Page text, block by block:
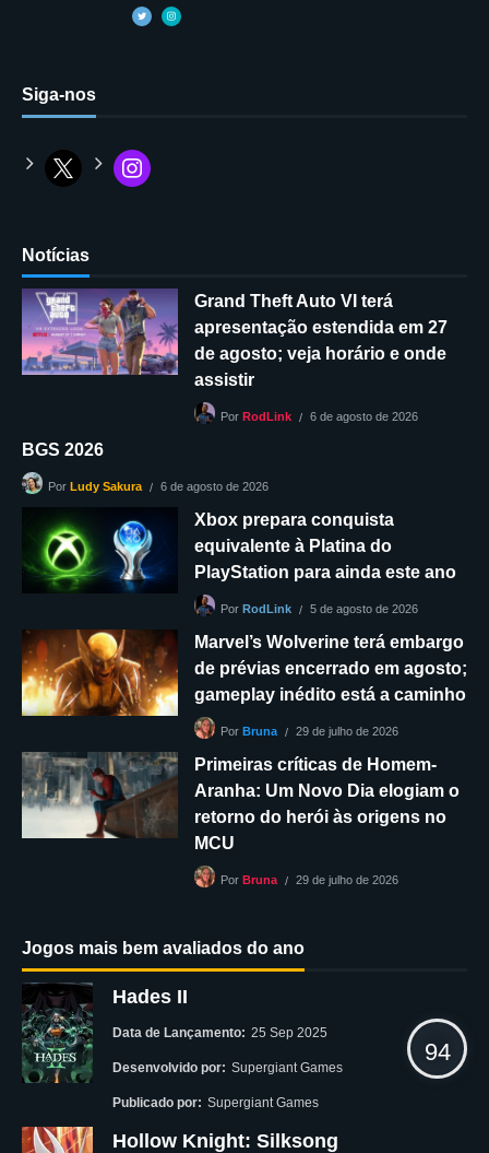
Siga-nos
Notícias
Grand Theft Auto VI terá
apresentação estendida em 27
de agosto; veja horário e onde
assistir
Por RodLink 6 de agosto de 2026
BGS 2026
Por Ludy Sakura 6 de agosto de 2026
Xbox prepara conquista
equivalente à Platina do
PlayStation para ainda este ano
Por RodLink 5 de agosto de 2026
Marvel’s Wolverine terá embargo
de prévias encerrado em agosto;
gameplay inédito está a caminho
Por Bruna 29 de julho de 2026
Primeiras críticas de Homem-
Aranha: Um Novo Dia elogiam o
retorno do herói às origens no
MCU
Por Bruna 29 de julho de 2026
Jogos mais bem avaliados do ano
Hades II
Data de Lançamento: 25 Sep 2025
Desenvolvido por: Supergiant Games
Publicado por: Supergiant Games
94
Hollow Knight: Silksong